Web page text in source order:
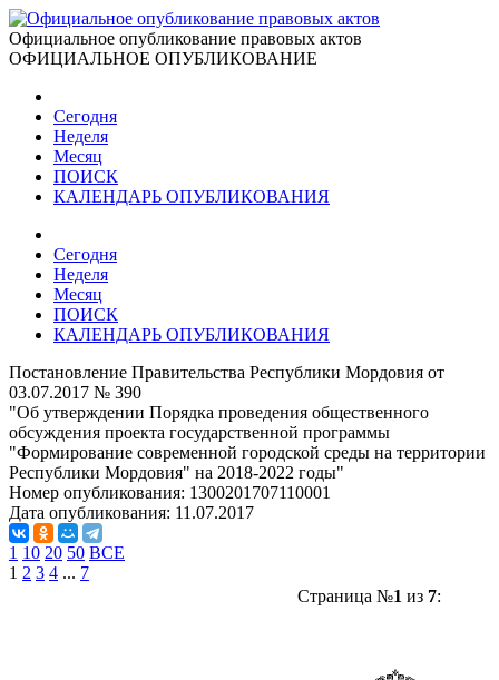
Официальное опубликование правовых актов
ОФИЦИАЛЬНОЕ ОПУБЛИКОВАНИЕ
Сегодня
Неделя
Месяц
ПОИСК
КАЛЕНДАРЬ ОПУБЛИКОВАНИЯ
Сегодня
Неделя
Месяц
ПОИСК
КАЛЕНДАРЬ ОПУБЛИКОВАНИЯ
Постановление Правительства Республики Мордовия от
03.07.2017 № 390
"Об утверждении Порядка проведения общественного
обсуждения проекта государственной программы
"Формирование современной городской среды на территории
Республики Мордовия" на 2018-2022 годы"
Номер опубликования: 1300201707110001
Дата опубликования: 11.07.2017
1 10 20 50 ВСЕ
1 2 3 4 ... 7
Страница №1 из 7: